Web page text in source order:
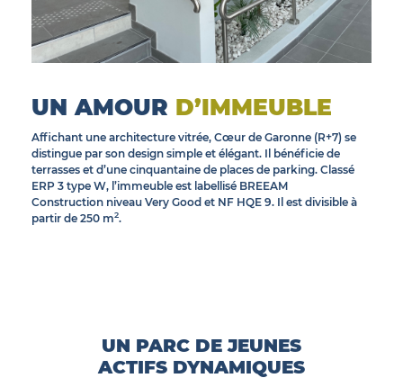
UN AMOUR D’IMMEUBLE
Affichant une architecture vitrée, Cœur de Garonne (R+7) se
distingue par son design simple et élégant. Il bénéficie de
terrasses et d’une cinquantaine de places de parking. Classé
ERP 3 type W, l’immeuble est labellisé BREEAM
Construction niveau Very Good et NF HQE 9. Il est divisible à
partir de 250 m2.
UN PARC DE JEUNES
ACTIFS DYNAMIQUES